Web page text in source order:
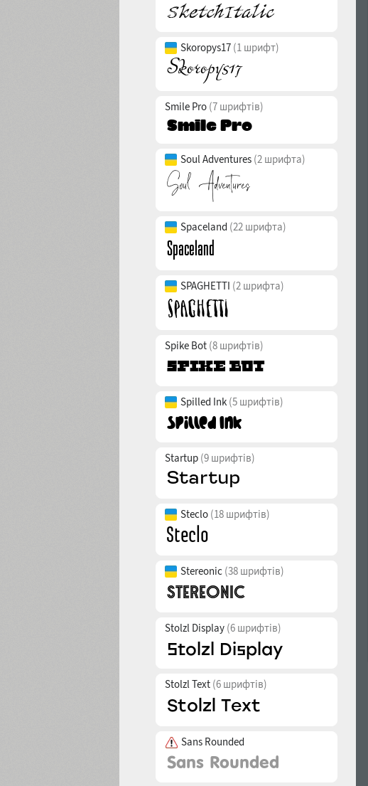
Skoropys17 (1 шрифт)
Smile Pro (7 шрифтів)
Soul Adventures (2 шрифта)
Spaceland (22 шрифта)
SPAGHETTI (2 шрифта)
Spike Bot (8 шрифтів)
Spilled Ink (5 шрифтів)
Startup (9 шрифтів)
Steclo (18 шрифтів)
Stereonic (38 шрифтів)
Stolzl Display (6 шрифтів)
Stolzl Text (6 шрифтів)
Sans Rounded